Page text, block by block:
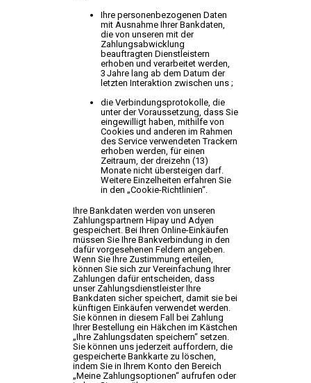
Ihre personenbezogenen Daten
mit Ausnahme Ihrer Bankdaten,
die von unseren mit der
Zahlungsabwicklung
beauftragten Dienstleistern
erhoben und verarbeitet werden,
3 Jahre lang ab dem Datum der
letzten Interaktion zwischen uns ;
die Verbindungsprotokolle, die
unter der Voraussetzung, dass Sie
eingewilligt haben, mithilfe von
Cookies und anderen im Rahmen
des Service verwendeten Trackern
erhoben werden, für einen
Zeitraum, der dreizehn (13)
Monate nicht übersteigen darf.
Weitere Einzelheiten erfahren Sie
in den „Cookie-Richtlinien“.
Ihre Bankdaten werden von unseren
Zahlungspartnern Hipay und Adyen
gespeichert. Bei Ihren Online-Einkäufen
müssen Sie Ihre Bankverbindung in den
dafür vorgesehenen Feldern angeben.
Wenn Sie Ihre Zustimmung erteilen,
können Sie sich zur Vereinfachung Ihrer
Zahlungen dafür entscheiden, dass
unser Zahlungsdienstleister Ihre
Bankdaten sicher speichert, damit sie bei
künftigen Einkäufen verwendet werden.
Sie können in diesem Fall bei Zahlung
Ihrer Bestellung ein Häkchen im Kästchen
„Ihre Zahlungsdaten speichern“ setzen.
Sie können uns jederzeit auffordern, die
gespeicherte Bankkarte zu löschen,
indem Sie in Ihrem Konto den Bereich
„Meine Zahlungsoptionen“ aufrufen oder